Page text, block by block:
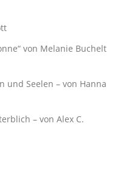
von Melanie Buchelt
und Seelen – von Hanna
– von Alex C.